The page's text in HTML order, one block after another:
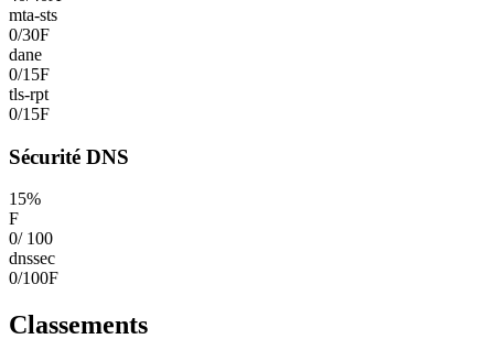
mta-sts
0/30F
dane
0/15F
tls-rpt
0/15F
Sécurité DNS
15%
F
0/ 100
dnssec
0/100F
Classements